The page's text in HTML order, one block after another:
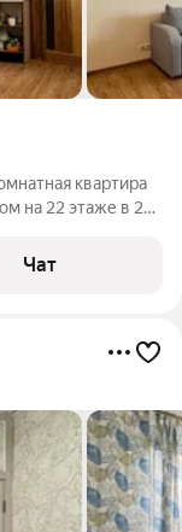
квартира
на 22 этаже в 24-
Есть
Чат